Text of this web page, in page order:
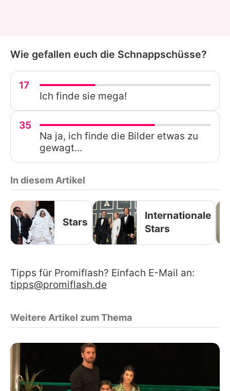
Wie gefallen euch die Schnappschüsse?
17
Ich finde sie mega!
35
Na ja, ich finde die Bilder etwas zu
gewagt...
In diesem Artikel
Stars
Internationale
Stars
Tipps für Promiflash? Einfach E-Mail an:
tipps@promiflash.de
Weitere Artikel zum Thema